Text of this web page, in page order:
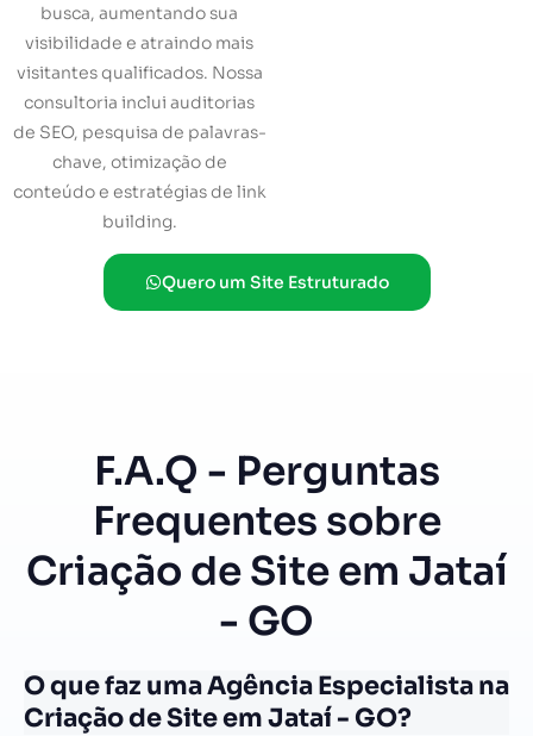
busca, aumentando sua
visibilidade e atraindo mais
visitantes qualificados. Nossa
consultoria inclui auditorias
de SEO, pesquisa de palavras-
chave, otimização de
conteúdo e estratégias de link
building.
Quero um Site Estruturado
F.A.Q - Perguntas
Frequentes sobre
Criação de Site em Jataí
- GO
O que faz uma Agência Especialista na
Criação de Site em Jataí - GO?